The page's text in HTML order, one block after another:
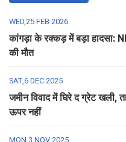
WED,25 FEB 2026
कांगड़ा के रक्कड़ में बड़ा हादसा:
की मौत
SAT,6 DEC 2025
जमीन विवाद में घिरे द ग्रेट खली,
ऊपर नहीं
MON,3 NOV 2025